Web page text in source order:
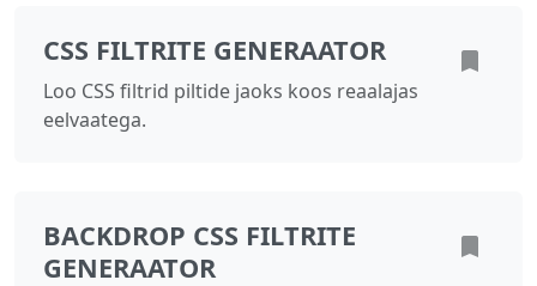
CSS FILTRITE GENERAATOR
Loo CSS filtrid piltide jaoks koos reaalajas
eelvaatega.
BACKDROP CSS FILTRITE
GENERAATOR